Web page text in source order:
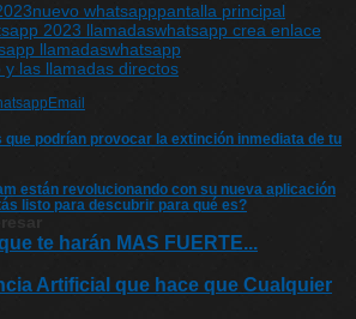
nuevo whatsapppantalla principal
2023 llamadaswhatsapp crea enlace
llamadaswhatsapp
y las llamadas directos
Email
podrían provocar la extinción inmediata de tu
están revolucionando con su nueva aplicación
listo para descubrir para qué es?
te harán MAS FUERTE...
Artificial que hace que Cualquier